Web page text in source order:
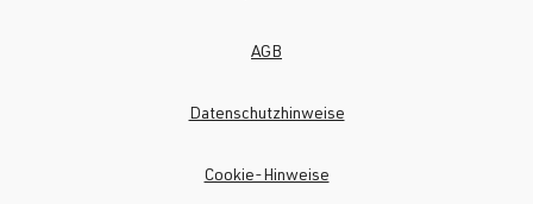
AGB
Datenschutzhinweise
Cookie-Hinweise